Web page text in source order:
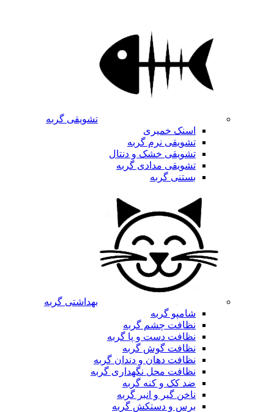
تشویقی گربه
اسنک خمیری
تشویقی نرم گربه
تشویقی خشک و دنتال
تشویقی مدادی گربه
بستنی گربه
بهداشتی گربه
شامپو گربه
نظافت چشم گربه
نظافت دست و پا گربه
نظافت گوش گربه
نظافت دهان و دندان گربه
نظافت محل نگهداری گربه
ضد کک و کنه گربه
ناخن گیر و انبر گربه
برس و دستکش گربه